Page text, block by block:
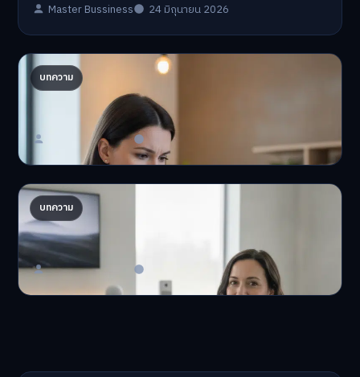
Master Bussiness 24 มิถุนายน 2026
บทความ
ปรับพอร์ตรับ ‘เงินดิจิทัล 2.0’ จัดสรรงบอย่างไรไม่
ให้พัง
'เงินดิจิทัล 2.0' มาแล…
Master Bussiness 23 มิถุนายน 2026
บทความ
AI จัดพอร์ตให้ปัง! เทรนด์ลงทุนยุคใหม่ ไม่ต้องเฝ้า
จอ
AI จัดพอร์ตให้ปัง! หมด…
Master Bussiness 23 มิถุนายน 2026